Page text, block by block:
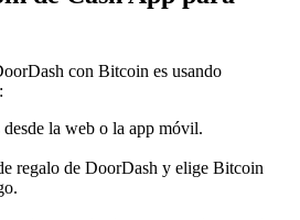
con Bitcoin es usando
la web o la app móvil.
regalo de DoorDash y elige Bitcoin